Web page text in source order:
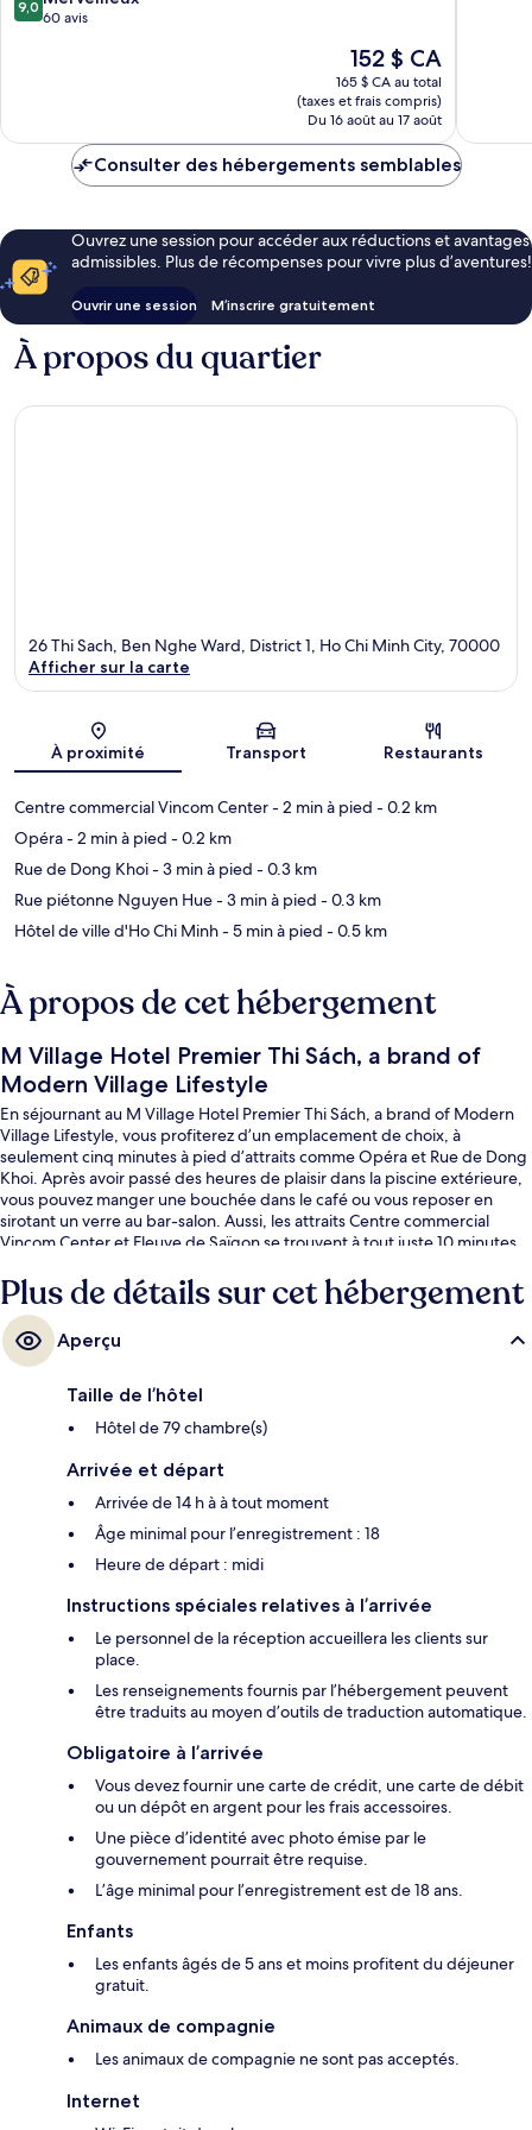
a
1er
arrondissement
sur
9,0
60 avis
Le
prix
est
de
152 $ CA
152 $ CA
165 $ CA au total
(taxes et frais compris)
Du 16 août au 17 août
Consulter des hébergements semblables
Ouvrez une session pour accéder aux réductions et avantages
admissibles. Plus de récompenses pour vivre plus d’aventures!
Ouvrir une session M’inscrire gratuitement
À propos du quartier
Carte
26 Thi Sach, Ben Nghe Ward, District 1, Ho Chi Minh City, 70000
Afficher sur la carte
À proximité Transport Restaurants
Centre commercial Vincom Center- 2 min à pied - 0.2 km
Opéra- 2 min à pied - 0.2 km
Rue de Dong Khoi- 3 min à pied - 0.3 km
Rue piétonne Nguyen Hue- 3 min à pied - 0.3 km
Hôtel de ville d'Ho Chi Minh- 5 min à pied - 0.5 km
À propos de cet hébergement
M Village Hotel Premier Thi Sách, a brand of
Modern Village Lifestyle
En séjournant au M Village Hotel Premier Thi Sách, a brand of Modern
Village Lifestyle, vous profiterez d’un emplacement de choix, à
seulement cinq minutes à pied d’attraits comme Opéra et Rue de Dong
Khoi. Après avoir passé des heures de plaisir dans la piscine extérieure,
vous pouvez manger une bouchée dans le café ou vous reposer en
sirotant un verre au bar-salon. Aussi, les attraits Centre commercial
Vincom Center et Fleuve de Saïgon se trouvent à tout juste 10 minutes
transport en commun : Opera House Station se trouve à 4 minutes et Ba
Son Station est à 12 minutes.
Plus de détails sur cet hébergement
Aperçu
Taille de l’hôtel
Hôtel de 79 chambre(s)
Arrivée et départ
Arrivée de 14 h à à tout moment
Âge minimal pour l’enregistrement : 18
Heure de départ : midi
Instructions spéciales relatives à l’arrivée
Le personnel de la réception accueillera les clients sur
place.
Les renseignements fournis par l’hébergement peuvent
être traduits au moyen d’outils de traduction automatique.
Obligatoire à l’arrivée
Vous devez fournir une carte de crédit, une carte de débit
ou un dépôt en argent pour les frais accessoires.
Une pièce d’identité avec photo émise par le
gouvernement pourrait être requise.
L’âge minimal pour l’enregistrement est de 18 ans.
Enfants
Les enfants âgés de 5 ans et moins profitent du déjeuner
gratuit.
Animaux de compagnie
Les animaux de compagnie ne sont pas acceptés.
Internet